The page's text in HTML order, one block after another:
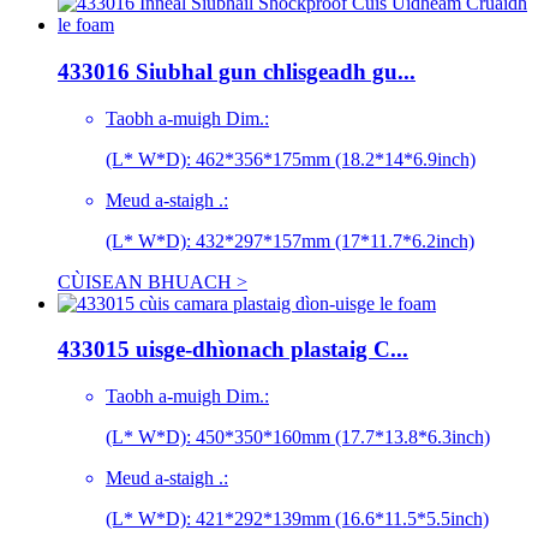
433016 Siubhal gun chlisgeadh gu...
Taobh a-muigh Dim.:
(L* W*D): 462*356*175mm (18.2*14*6.9inch)
Meud a-staigh .:
(L* W*D): 432*297*157mm (17*11.7*6.2inch)
CÙISEAN BHUACH >
433015 uisge-dhìonach plastaig C...
Taobh a-muigh Dim.:
(L* W*D): 450*350*160mm (17.7*13.8*6.3inch)
Meud a-staigh .:
(L* W*D): 421*292*139mm (16.6*11.5*5.5inch)